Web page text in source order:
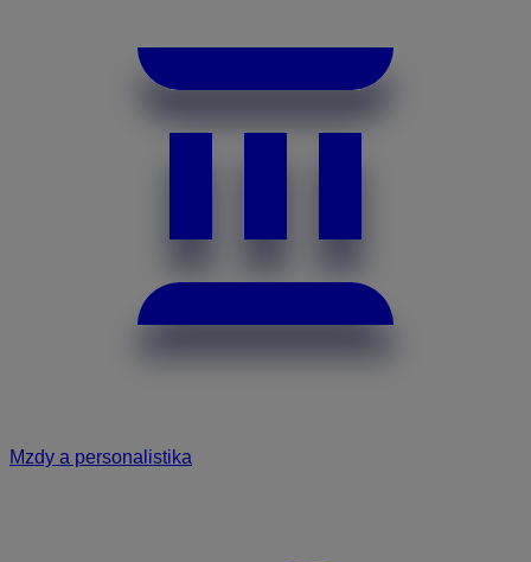
Mzdy a personalistika